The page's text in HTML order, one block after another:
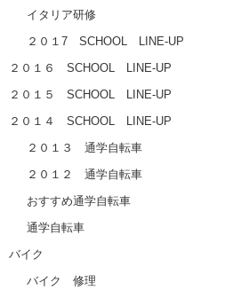
イタリア研修
２０１7 SCHOOL LINE-UP
２０１６ SCHOOL LINE-UP
２０１５ SCHOOL LINE-UP
２０１４ SCHOOL LINE-UP
２０１３ 通学自転車
２０１２ 通学自転車
おすすめ通学自転車
通学自転車
バイク
バイク 修理